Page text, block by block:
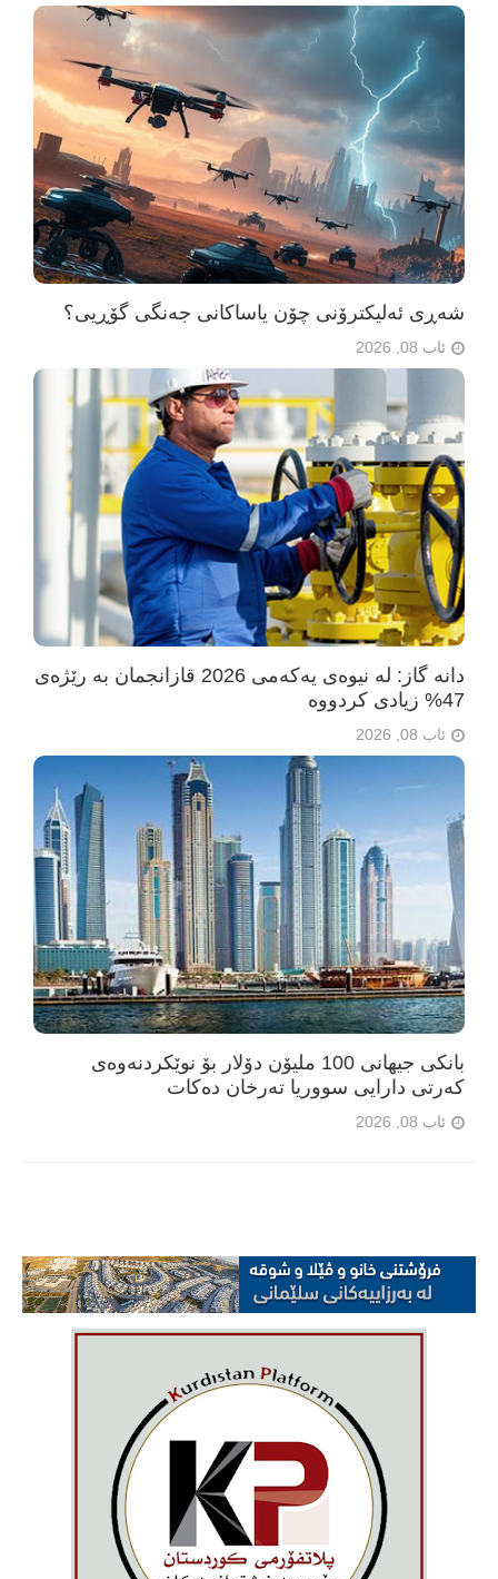
شەڕی ئەلیکترۆنی چۆن یاساکانی جەنگی گۆڕیی؟
ئاب 08, 2026
دانە گاز: لە نیوەی یەکەمی 2026 قازانجمان بە رێژەی
47% زیادی کردووە
ئاب 08, 2026
بانکی جیهانی 100 ملیۆن دۆلار بۆ نوێکردنەوەی
کەرتی دارایی سووریا تەرخان دەکات
ئاب 08, 2026